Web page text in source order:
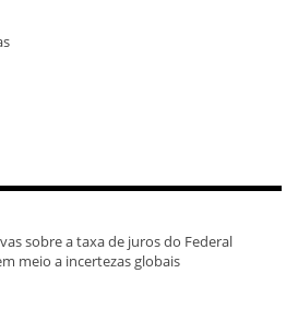
sobre a taxa de juros do Federal
meio a incertezas globais